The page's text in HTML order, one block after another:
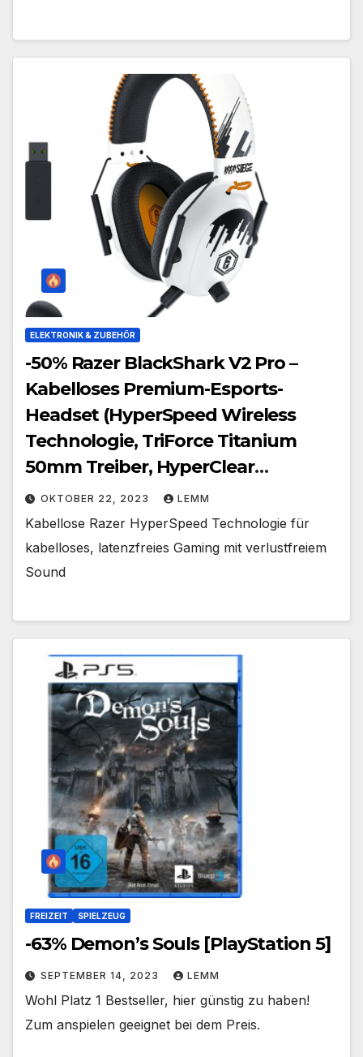
ELEKTRONIK & ZUBEHÖR
-50% Razer BlackShark V2 Pro –
Kabelloses Premium-Esports-
Headset (HyperSpeed Wireless
Technologie, TriForce Titanium
50mm Treiber, HyperClear
Supercardioid Mikrofon) Rainbow
Six Siege
OKTOBER 22, 2023 LEMM
Kabellose Razer HyperSpeed Technologie für
kabelloses, latenzfreies Gaming mit verlustfreiem
Sound
FREIZEIT SPIELZEUG
-63% Demon’s Souls [PlayStation 5]
SEPTEMBER 14, 2023 LEMM
Wohl Platz 1 Bestseller, hier günstig zu haben!
Zum anspielen geeignet bei dem Preis.